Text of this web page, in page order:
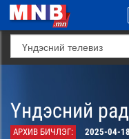
Үндэсний
АРХИВ БИЧЛЭГ: 2025-04-